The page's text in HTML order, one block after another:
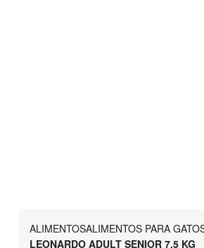
ALIMENTOSALIMENTOS PARA
LEONARDO ADULT SENIOR 7.5 KG